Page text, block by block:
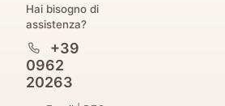
Hai bisogno di
assistenza?
+39
0962
20263